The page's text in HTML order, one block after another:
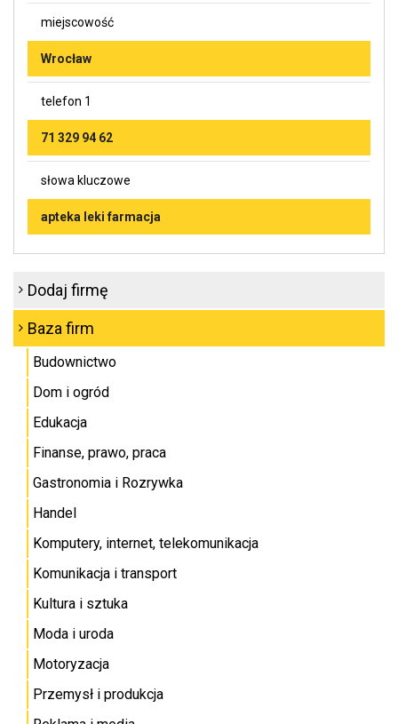
miejscowość
Wrocław
telefon 1
71 329 94 62
słowa kluczowe
apteka leki farmacja
Dodaj firmę
Baza firm
Budownictwo
Dom i ogród
Edukacja
Finanse, prawo, praca
Gastronomia i Rozrywka
Handel
Komputery, internet, telekomunikacja
Komunikacja i transport
Kultura i sztuka
Moda i uroda
Motoryzacja
Przemysł i produkcja